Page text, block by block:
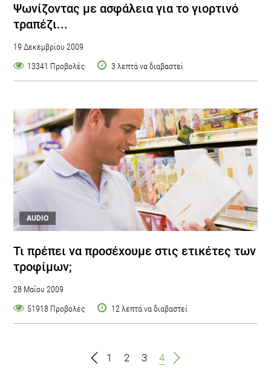
Ψωνίζοντας με ασφάλεια για το γιορτινό
τραπέζι...
19 Δεκεμβρίου 2009
13341 Προβολές
3 λεπτά να διαβαστεί
AUDIO
Τι πρέπει να προσέχουμε στις ετικέτες των
τροφίμων;
28 Μαΐου 2009
51918 Προβολές
12 λεπτά να διαβαστεί
1 2 3 4